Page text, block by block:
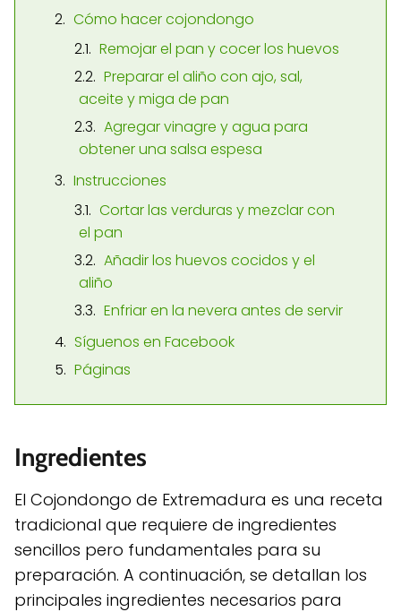
Cómo hacer cojondongo
Remojar el pan y cocer los huevos
Preparar el aliño con ajo, sal,
aceite y miga de pan
Agregar vinagre y agua para
obtener una salsa espesa
Instrucciones
Cortar las verduras y mezclar con
el pan
Añadir los huevos cocidos y el
aliño
Enfriar en la nevera antes de servir
Síguenos en Facebook
Páginas
Ingredientes
El Cojondongo de Extremadura es una receta
tradicional que requiere de ingredientes
sencillos pero fundamentales para su
preparación. A continuación, se detallan los
principales ingredientes necesarios para